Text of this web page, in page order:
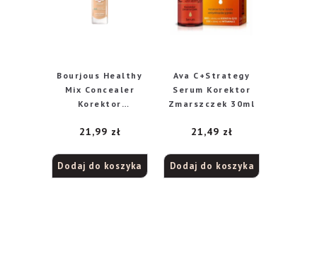
Bourjous Healthy
Mix Concealer
Korektor
Light, 10 ml
21,99 zł
Dodaj do koszyka
Ava C+Strategy
Serum Korektor
Zmarszczek 30ml
21,49 zł
Dodaj do koszyka